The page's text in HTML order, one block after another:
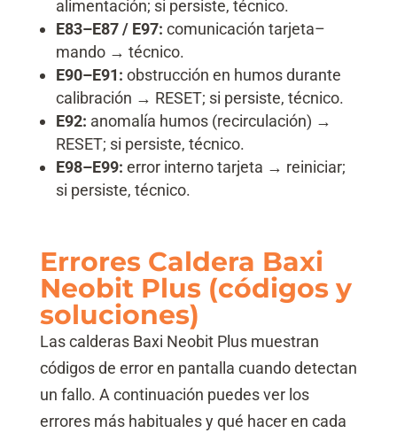
alimentación; si persiste, técnico.
E83–E87 / E97: comunicación tarjeta–
mando → técnico.
E90–E91: obstrucción en humos durante
calibración → RESET; si persiste, técnico.
E92: anomalía humos (recirculación) →
RESET; si persiste, técnico.
E98–E99: error interno tarjeta → reiniciar;
si persiste, técnico.
Errores Caldera Baxi
Neobit Plus (códigos y
soluciones)
Las calderas Baxi Neobit Plus muestran
códigos de error en pantalla cuando detectan
un fallo. A continuación puedes ver los
errores más habituales y qué hacer en cada